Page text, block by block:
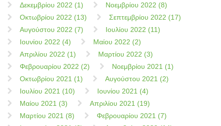
Δεκεμβρίου 2022 (1)
Νοεμβρίου 2022 (8)
Οκτωβρίου 2022 (13)
Σεπτεμβρίου 2022 (17)
Αυγούστου 2022 (7)
Ιουλίου 2022 (11)
Ιουνίου 2022 (4)
Μαίου 2022 (2)
Απριλίου 2022 (1)
Μαρτίου 2022 (3)
Φεβρουαρίου 2022 (2)
Νοεμβρίου 2021 (1)
Οκτωβρίου 2021 (1)
Αυγούστου 2021 (2)
Ιουλίου 2021 (10)
Ιουνίου 2021 (4)
Μαίου 2021 (3)
Απριλίου 2021 (19)
Μαρτίου 2021 (8)
Φεβρουαρίου 2021 (7)